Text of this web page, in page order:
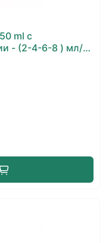
ml с
- (2-4-6-8 ) мл/